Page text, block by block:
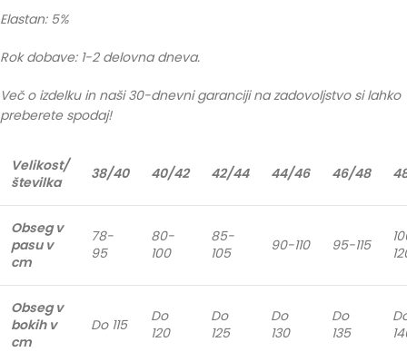
Elastan: 5%
Rok dobave: 1-2 delovna dneva.
Več o izdelku in naši 30-dnevni garanciji na zadovoljstvo si lahko
preberete spodaj!
Velikost/
številka
38/40 40/42 42/44 44/46 46/48
Obseg v
pasu v
cm
78-
95
80-
100
85-
105
90-110 95-115
Obseg v
bokih v
cm
Do 115
Do
120
Do
125
Do
130
Do
135